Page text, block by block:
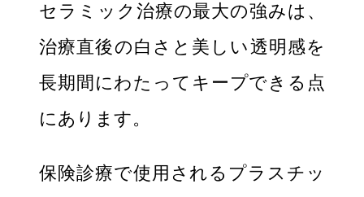
セラミック治療の最大の強みは、
治療直後の白さと美しい透明感を
長期間にわたってキープできる点
にあります。
保険診療で使用されるプラスチッ